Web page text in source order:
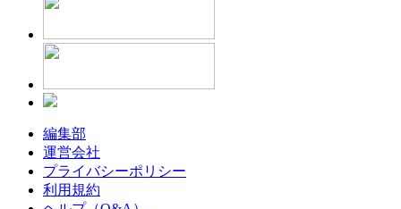
編集部
運営会社
プライバシーポリシー
利用規約